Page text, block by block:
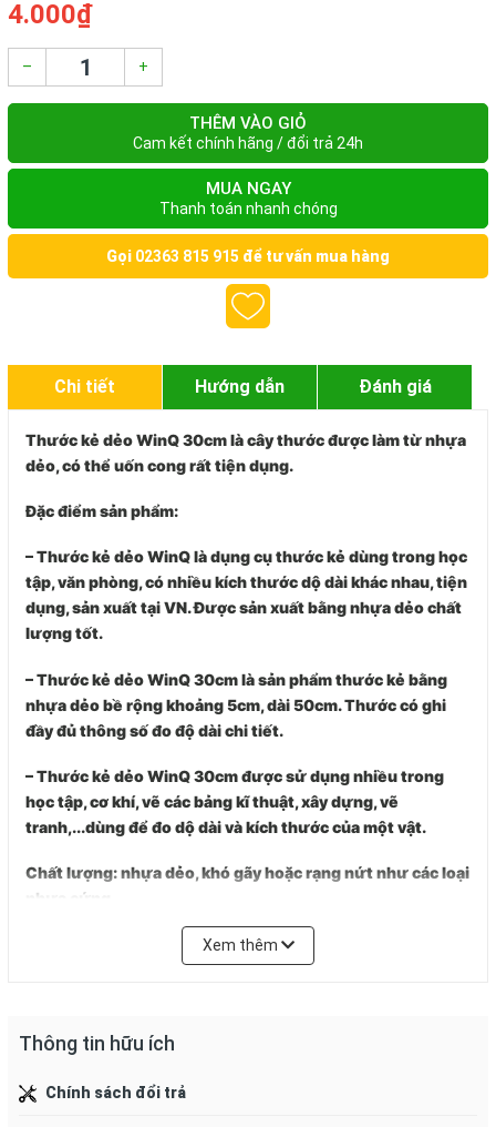
4.000₫
– +
THÊM VÀO GIỎ
Cam kết chính hãng / đổi trả 24h
MUA NGAY
Thanh toán nhanh chóng
Gọi 02363 815 915 để tư vấn mua hàng
Chi tiết Hướng dẫn Đánh giá
Thước kẻ dẻo WinQ 30cmlà cây thước được làm từ nhựa
dẻo, có thể uốn cong rất tiện dụng.
Đặc điểm sản phẩm:
– Thước kẻ dẻo WinQ là dụng cụ thước kẻ dùng trong học
tập, văn phòng, có nhiều kích thước dộ dài khác nhau, tiện
dụng, sản xuất tại VN. Được sản xuất bằng nhựa dẻo chất
lượng tốt.
– Thước kẻ dẻo WinQ 30cm là sản phẩm thước kẻ bằng
nhựa dẻo bề rộng khoảng 5cm, dài 50cm. Thước có ghi
đầy đủ thông số đo độ dài chi tiết.
– Thước kẻ dẻo WinQ 30cm được sử dụng nhiều trong
học tập, cơ khí, vẽ các bảng kĩ thuật, xây dựng, vẽ
tranh,...dùng để đo dộ dài và kích thước của một vật.
Chất lượng: nhựa dẻo, khó gãy hoặc rạng nứt như các loại
nhựa cứng.
10 cây / 1 lốc.
Hướng dẫn sử dụng và bảo
– Đặt thước dọc theo chiều kích thước vật dụng cần đo,
Xem thêm
Thông tin hữu ích
Chính sách đổi trả